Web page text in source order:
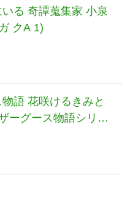
る 奇譚蒐集家 小泉
クA 1)
語 花咲けるきみと
ーグース物語シリー